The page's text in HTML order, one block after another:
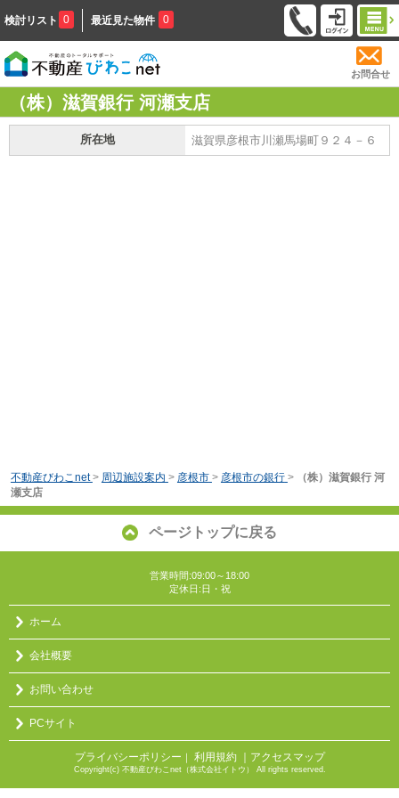
検討リスト 0 最近見た物件 0
お問合せ
（株）滋賀銀行 河瀬支店
所在地 滋賀県彦根市川瀬馬場町９２４－６
不動産びわこnet > 周辺施設案内 > 彦根市 > 彦根市の銀行 >
（株）滋賀銀行 河
瀬支店
ページトップに戻る
営業時間:09:00～18:00
定休日:日・祝
ホーム
会社概要
お問い合わせ
PCサイト
プライバシーポリシー ｜ 利用規約 ｜アクセスマップ
Copyright(c) 不動産びわこnet（株式会社イトウ） All rights reserved.